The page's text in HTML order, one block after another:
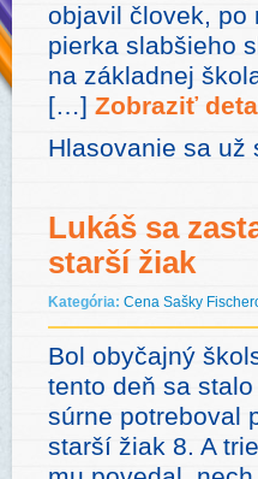
objavil človek, po
pierka slabšieho
na základnej
[…] Zobraziť
Hlasovanie sa už
Lukáš sa
starší žiak
Kategória: Cena Sašky
Bol obyčajný
tento deň sa
súrne potreboval
starší žiak 8. A